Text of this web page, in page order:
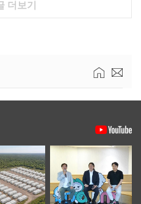
더보기